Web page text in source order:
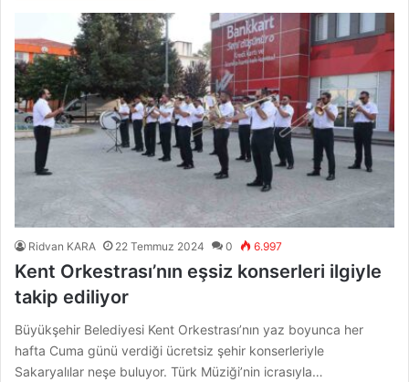
Ridvan KARA 22 Temmuz 2024 0 6.997
Kent Orkestrası’nın eşsiz konserleri ilgiyle
takip ediliyor
Büyükşehir Belediyesi Kent Orkestrası’nın yaz boyunca her
hafta Cuma günü verdiği ücretsiz şehir konserleriyle
Sakaryalılar neşe buluyor. Türk Müziği’nin icrasıyla…